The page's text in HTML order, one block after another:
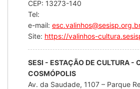
CEP: 13273-140
Tel:
e-mail:
Site: https://valinhos-
SESI - ESTAÇÃO DE CULTURA -
COSMÓPOLIS
Av. da Saudade, 1107 – Parque